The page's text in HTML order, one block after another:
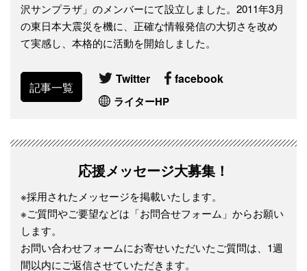
沢サンプラザ」のメンバーにて設立しました。2011年3月
の東日本大震災を機に、正確な情報発信の大切さを改め
て実感し、本格的に活動を開始しました。
記事一覧
Twitter facebook
ライターHP
応援メッセージ大募集！
※採用されたメッセージを掲載いたします。
※ご質問やご要望などは「お問合せフォーム」からお願い
します。
お問い合わせフォームにお寄せいただいたご質問は、1週
間以内にご返信させていただきます。